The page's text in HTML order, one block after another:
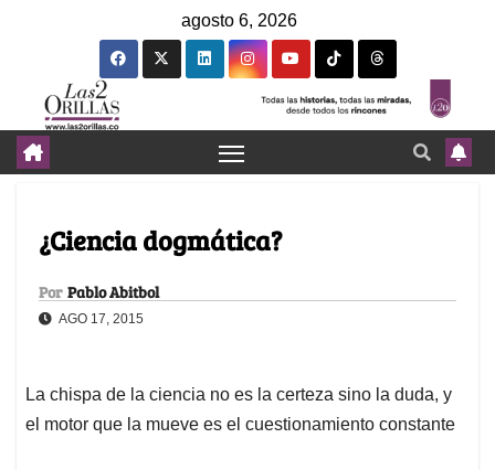
agosto 6, 2026
¿Ciencia dogmática?
Por Pablo Abitbol
AGO 17, 2015
La chispa de la ciencia no es la certeza sino la duda, y
el motor que la mueve es el cuestionamiento constante